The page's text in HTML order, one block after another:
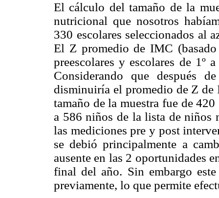
El cálculo del tamaño de la
nutricional que nosotros
330 escolares seleccionados al
El Z promedio de IMC
preescolares y escolares de 1º
Considerando que después
disminuiría el promedio de Z
tamaño de la muestra fue de
a 586 niños de la lista de niños
las mediciones pre y post
se debió principalmente a
ausente en las 2 oportunidades
final del año. Sin embargo
previamente, lo que permite